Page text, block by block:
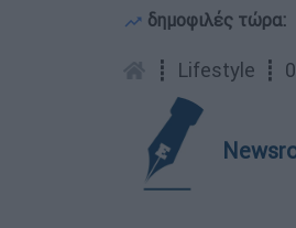
δημοφιλές τώρα:
┋ Lifestyle ┋